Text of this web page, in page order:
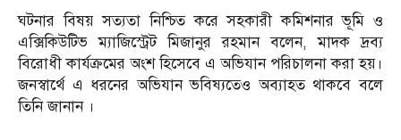
ঘটনার বিষয় সত্যতা নিশ্চিত করে সহকারী কমিশনার ভূমি ও
এক্সিকিউটিভ ম্যাজিস্ট্রেট মিজানুর রহমান বলেন, মাদক দ্রব্য
বিরোধী কার্যক্রমের অংশ হিসেবে এ অভিযান পরিচালনা করা হয়।
জনস্বার্থে এ ধরনের অভিযান ভবিষ্যতেও অব্যাহত থাকবে বলে
তিনি জানান ।